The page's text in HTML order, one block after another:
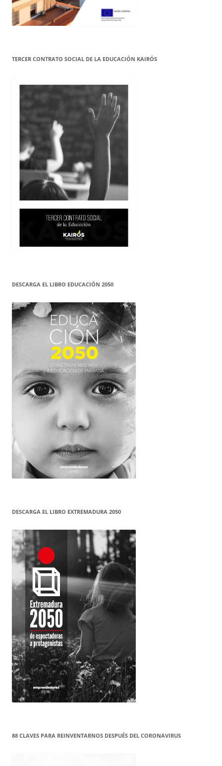
TERCER CONTRATO SOCIAL DE LA EDUCACIÓN KAIRÓS
DESCARGA EL LIBRO EDUCACIÓN 2050
DESCARGA EL LIBRO EXTREMADURA 2050
88 CLAVES PARA REINVENTARNOS DESPUÉS DEL CORONAVIRUS